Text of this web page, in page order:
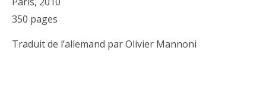
350 pages
Traduit de l’allemand par Olivier Mannoni